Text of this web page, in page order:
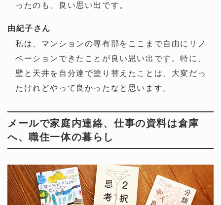
ったのも、良い思い出です。
由紀子さん
私は、マンションの専有部をここまで自由にリノ
ベーションできたことが良い思い出です。特に、
壁と天井を自分達で塗り替えたことは、大変だっ
たけれどやって良かったなと思います。
メールで家庭内連絡、仕事の資料は倉庫
へ、職住一体の暮らし